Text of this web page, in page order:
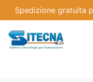
Spedizione gratuita